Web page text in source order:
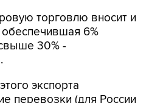
торговлю вносит и
6%
30% -
экспорта
перевозки (для России